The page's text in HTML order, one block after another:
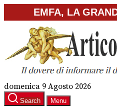
to
content
EMFA, LA
domenica 9 Agosto 2026
Search Menu